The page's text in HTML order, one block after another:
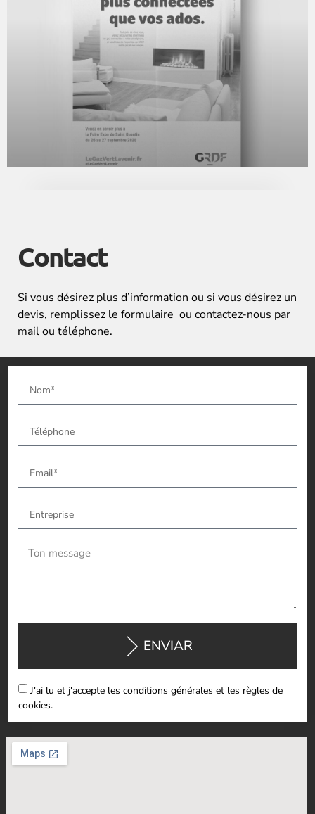
Contact
Si vous désirez plus d’information ou si vous désirez un
devis, remplissez le formulaire ou contactez-nous par
mail ou téléphone.
J'ai lu et j'accepte les conditions générales et les règles de
cookies.
ENVIAR